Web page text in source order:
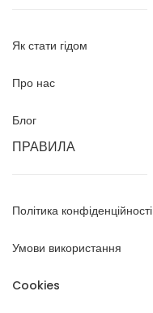
Як стати гідом
Про нас
Блог
ПРАВИЛА
Політика конфіденційності
Умови використання
Cookies